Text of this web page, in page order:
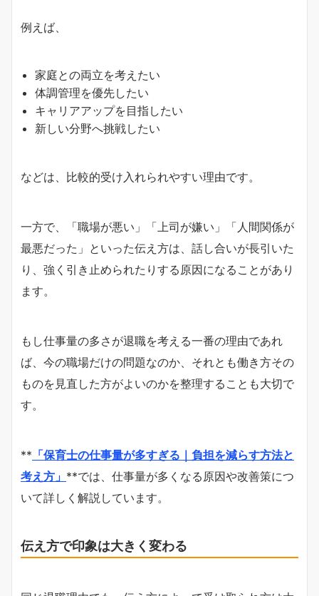
例えば、
家庭との両立を考えたい
体調管理を優先したい
キャリアアップを目指したい
新しい分野へ挑戦したい
などは、比較的受け入れられやすい理由です。
一方で、「職場が悪い」「上司が嫌い」「人間関係が
最悪だった」といった伝え方は、話し合いが長引いた
り、強く引き止められたりする原因になることがあり
ます。
もし仕事量の多さが退職を考える一番の理由であれ
ば、今の職場だけの問題なのか、それとも働き方その
ものを見直した方がよいのかを整理することも大切で
す。
** 「保育士の仕事量が多すぎる｜負担を減らす方法と
考え方」 **では、仕事量が多くなる原因や改善策につ
いて詳しく解説しています。
伝え方で印象は大きく変わる